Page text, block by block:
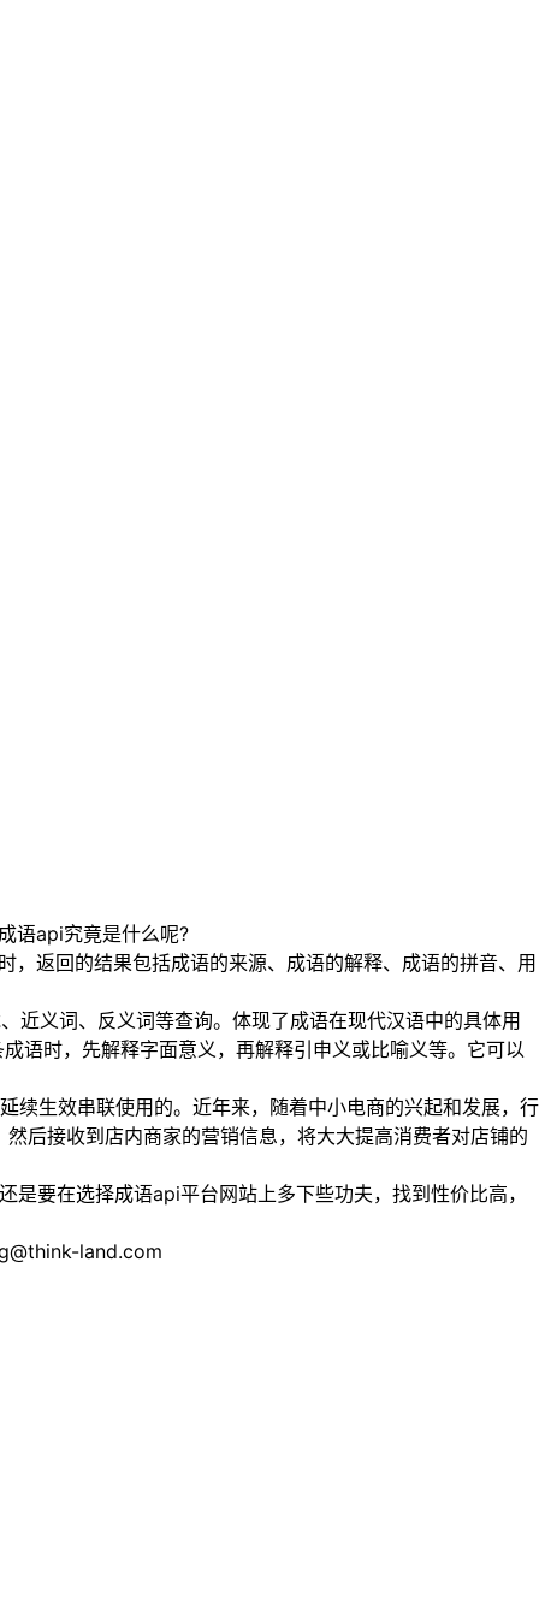
语api究竟是什么呢?
返回的结果包括成语的来源、成语的解释、成语的拼音、用
义词、反义词等查询。体现了成语在现代汉语中的具体用
语时，先解释字面意义，再解释引申义或比喻义等。它可以
生效串联使用的。近年来，随着中小电商的兴起和发展，行
后接收到店内商家的营销信息，将大大提高消费者对店铺的
要在选择成语api平台网站上多下些功夫，找到性价比高，
land.com